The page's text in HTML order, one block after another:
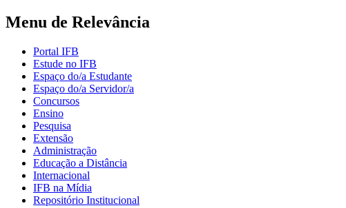
Menu de Relevância
Portal IFB
Estude no IFB
Espaço do/a Estudante
Espaço do/a Servidor/a
Concursos
Ensino
Pesquisa
Extensão
Administração
Educação a Distância
Internacional
IFB na Mídia
Repositório Institucional